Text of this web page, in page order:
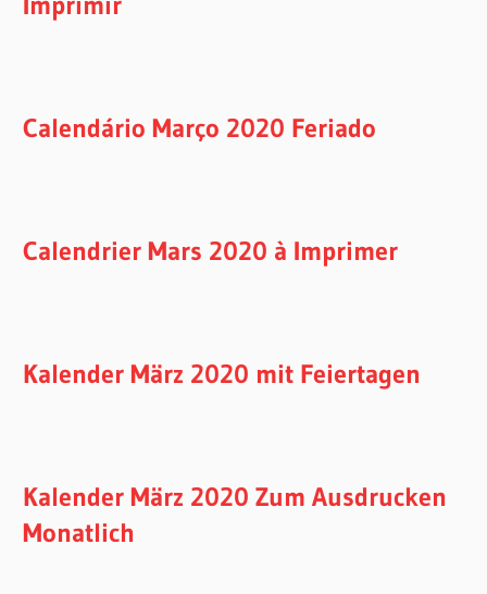
Calendário Março 2020 Feriado
Calendrier Mars 2020 à Imprimer
Kalender März 2020 mit Feiertagen
Kalender März 2020 Zum Ausdrucken
Monatlich